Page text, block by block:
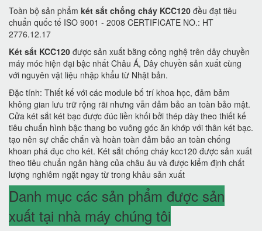
Toàn bộ sản phẩm két sắt chống cháy KCC120 đều đạt tiêu
chuẩn quốc tế ISO 9001 - 2008 CERTIFICATE NO.: HT
2776.12.17
Két sắt KCC120 được sản xuất bằng công nghệ trên dây chuyền
máy móc hiện đại bậc nhất Châu Á, Dây chuyền sản xuất cùng
với nguyên vật liệu nhập khẩu từ Nhật bản.
Đặc tính: Thiết kế với các module bố trí khoa học, đảm bảm
không gian lưu trữ rộng rãi nhưng vẫn đảm bảo an toàn bảo mật.
Cửa két sắt két bạc được đúc liền khối bởi thép dày theo thiết kế
tiêu chuẩn hình bậc thang bo vuông góc ăn khớp với thân két bạc.
tạo nên sự chắc chắn và hoàn toàn đảm bảo an toàn chống
khoan phá đục cho két. Két sắt chống cháy kcc120 được sản xuất
theo tiêu chuẩn ngân hàng của châu âu và được kiểm định chất
lượng nghiêm ngặt ngay từ trong khâu sản xuất
Danh mục các sản phẩm được sản
xuất tại nhà máy chúng tôi